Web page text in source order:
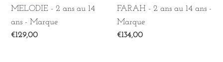
Marque
MELODIE - 2 ans au 14
ans - Marque
Prix
€129,00
Marque
FARAH - 2 ans au 14 ans -
Marque
Prix
€134,00